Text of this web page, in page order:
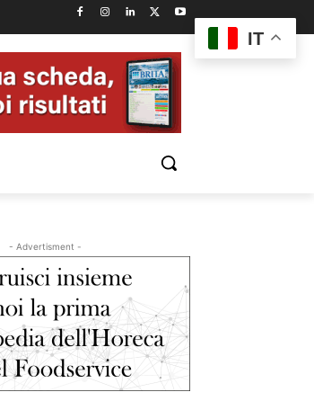
- Advertisment -
IT